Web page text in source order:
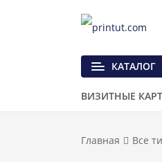
КАТАЛОГ
ВИЗИТНЫЕ
Главная Все